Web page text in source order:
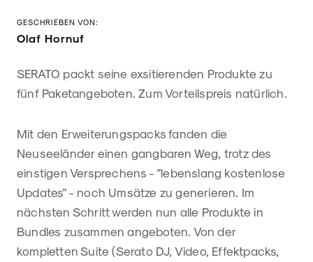
GESCHRIEBEN VON:
Olaf Hornuf
SERATO packt seine exsitierenden Produkte zu
fünf Paketangeboten. Zum Vorteilspreis natürlich.
Mit den Erweiterungspacks fanden die
Neuseeländer einen gangbaren Weg, trotz des
einstigen Versprechens - "lebenslang kostenlose
Updates" - noch Umsätze zu generieren. Im
nächsten Schritt werden nun alle Produkte in
Bundles zusammen angeboten. Von der
kompletten Suite (Serato DJ, Video, Effektpacks,